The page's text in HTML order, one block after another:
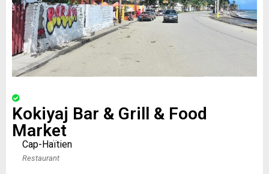
Kokiyaj Bar & Grill & Food
Market
Cap-Haïtien
Restaurant